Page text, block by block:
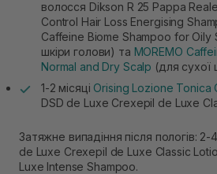
волосся Dikson R 25 Pappa
Control Hair Loss Energising
Caffeine Biome Shampoo for Oily
шкіри голови) та MOREMO
Normal and Dry Scalp (для сухої
1-2 місяці Orising Lozione Tonica
DSD de Luxe Crexepil de Luxe
Затяжне випадіння після пологів: 2-
de Luxe Crexepil de Luxe Classic
Luxe Intense Shampoo.